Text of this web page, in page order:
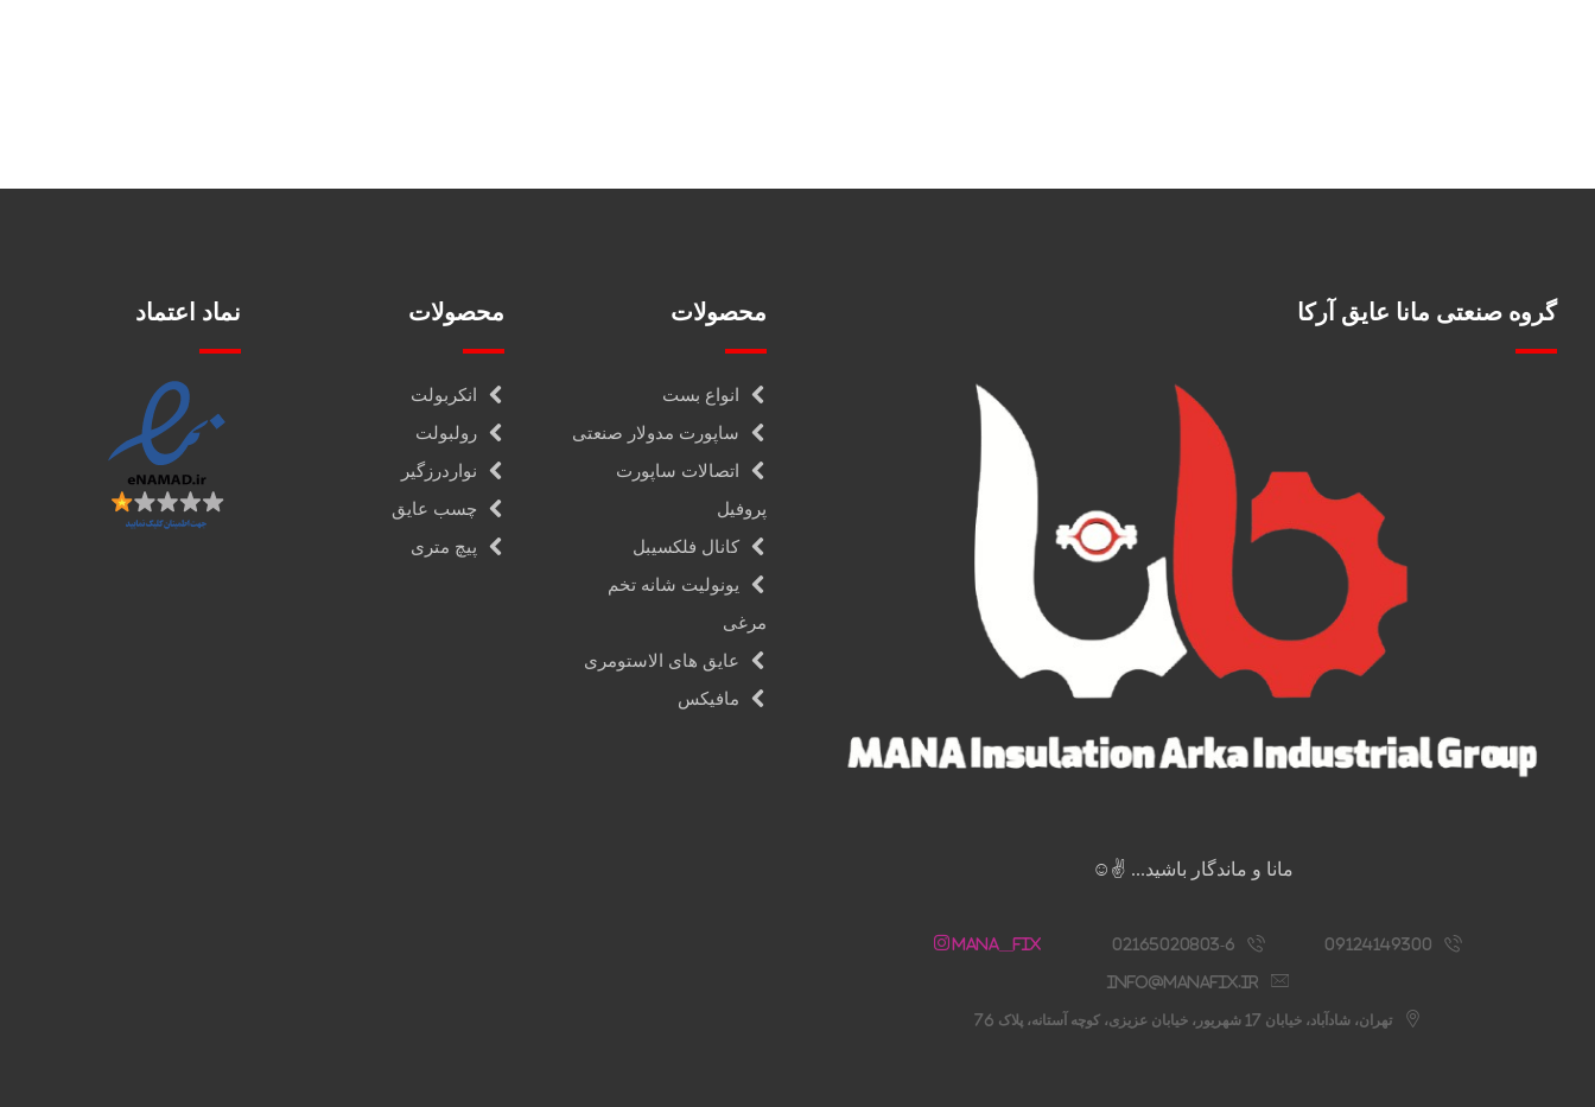
گروه صنعتی مانا عایق آرکا
مانا و ماندگار باشید... ✌️☺️
09124149300
02165020803-6
Mana__fix
info@manafix.ir
تهران، شادآباد، خیابان 17 شهریور، خیابان عزیزی، کوچه آستانه، پلاک 76
محصولات
انواع بست
ساپورت مدولار صنعتی
اتصالات ساپورت
پروفیل
کانال فلکسیبل
یونولیت شانه تخم
مرغی
عایق های الاستومری
مافیکس
محصولات
انکربولت
رولبولت
نواردرزگیر
چسب عایق
پیچ متری
نماد اعتماد